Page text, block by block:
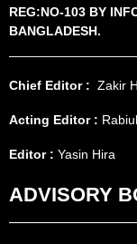
REG:NO-103 BY
BANGLADESH.
Chief Editor : Zakir
Acting Editor :
Editor : Yasin Hira
ADVISORY